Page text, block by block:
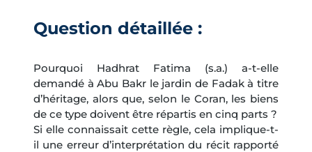
Question détaillée :
Pourquoi Hadhrat Fatima (s.a.) a-t-elle
demandé à Abu Bakr le jardin de Fadak à titre
d’héritage, alors que, selon le Coran, les biens
de ce type doivent être répartis en cinq parts ?
Si elle connaissait cette règle, cela implique-t-
il une erreur d’interprétation du récit rapporté